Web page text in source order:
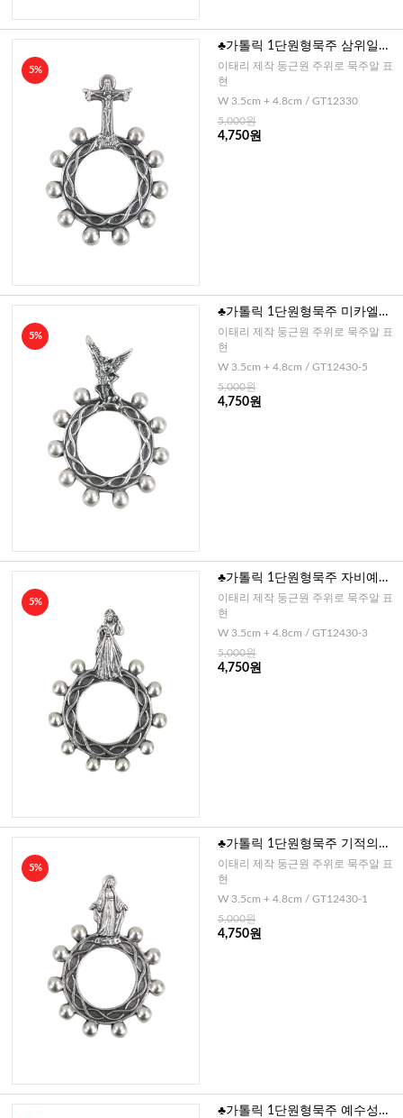
5%
♣가톨릭 1단원형묵주 삼위일체
(이태리)
이태리 제작 둥근원 주위로 묵주알 표
현
W 3.5cm + 4.8cm / GT12330
5,000원
4,750원
5%
♣가톨릭 1단원형묵주 미카엘대
천사(이태리)
이태리 제작 둥근원 주위로 묵주알 표
현
W 3.5cm + 4.8cm / GT12430-5
5,000원
4,750원
5%
♣가톨릭 1단원형묵주 자비예수
님(이태리)
이태리 제작 둥근원 주위로 묵주알 표
현
W 3.5cm + 4.8cm / GT12430-3
5,000원
4,750원
5%
♣가톨릭 1단원형묵주 기적의성
모(이태리)
이태리 제작 둥근원 주위로 묵주알 표
현
W 3.5cm + 4.8cm / GT12430-1
5,000원
4,750원
♣가톨릭 1단원형묵주 예수성심